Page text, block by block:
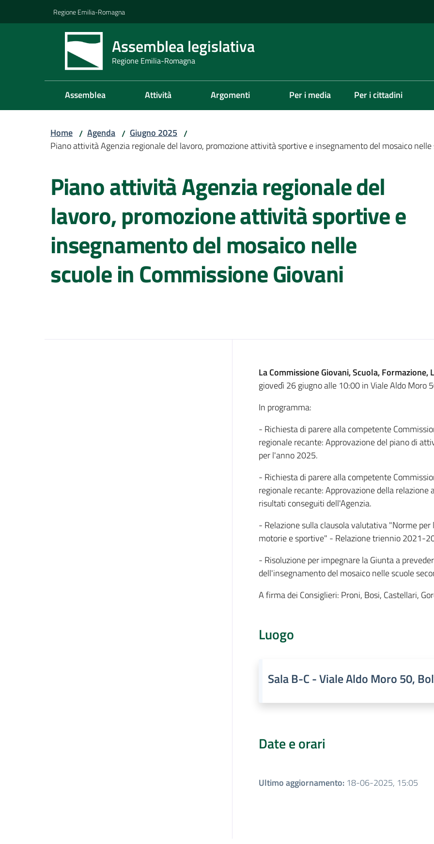
Regione Emilia-Romagna
Assemblea legislativa
Regione Emilia-Romagna
Assemblea Attività Argomenti Per i media Per i cittadini
Home / Agenda / Giugno 2025 /
Piano attività Agenzia regionale del lavoro, promozione attività sportive e insegnamento del mosaico
Piano attività Agenzia regionale del
lavoro, promozione attività sportive e
insegnamento del mosaico nelle
scuole in Commissione Giovani
Cos'è
La Commissione Giovani, Scuola, Formazione,
giovedì 26 giugno alle 10:00 in Viale Aldo Moro
In programma:
- Richiesta di parere alla competente
regionale recante: Approvazione del piano di
per l'anno 2025.
- Richiesta di parere alla competente
regionale recante: Approvazione della
risultati conseguiti dell'Agenzia.
- Relazione sulla clausola valutativa "Norme
motorie e sportive" - Relazione triennio 2021-
- Risoluzione per impegnare la Giunta a
dell'insegnamento del mosaico nelle scuole
A firma dei Consiglieri: Proni, Bosi, Castellari,
Luogo
Sala B-C - Viale Aldo Moro 50,
Date e orari
Ultimo aggiornamento: 18-06-2025, 15:05